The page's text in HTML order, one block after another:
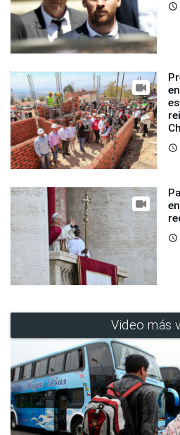
access_time
access_time
access_time
Video más